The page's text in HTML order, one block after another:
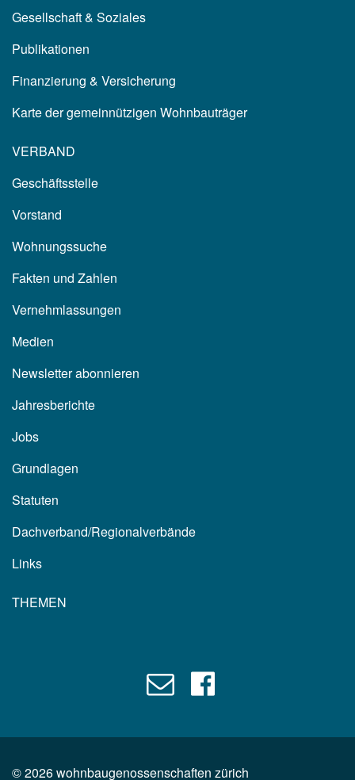
Gesellschaft & Soziales
Publikationen
Finanzierung & Versicherung
Karte der gemeinnützigen Wohnbauträger
VERBAND
Geschäftsstelle
Vorstand
Wohnungssuche
Fakten und Zahlen
Vernehmlassungen
Medien
Newsletter abonnieren
Jahresberichte
Jobs
Grundlagen
Statuten
Dachverband/Regionalverbände
Links
THEMEN
©2026wohnbaugenossenschaften zürich